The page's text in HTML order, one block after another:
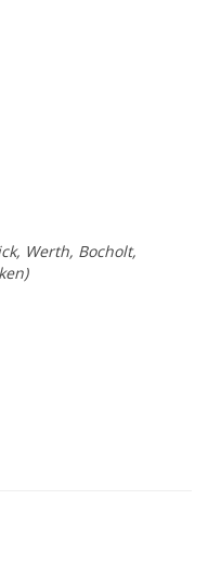
Werth, Bocholt,